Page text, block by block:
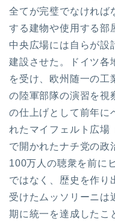
全てが完璧でなければ
する建物や使用する部
中央広場には自らが設
建設させた。ドイツ各
を受け、欧州随一の工
の陸軍部隊の演習を視
の仕上げとして前年に
れたマイフェルト広場
で開かれたナチ党の政
100万人の聴衆を前に
ではなく、歴史を作り
受けたムッソリーニは
期に統一を達成したこ